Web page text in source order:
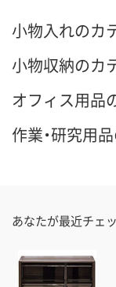
小物入れのカ
小物収納のカ
オフィス用品
作業・研究用
あなたが最近チェ